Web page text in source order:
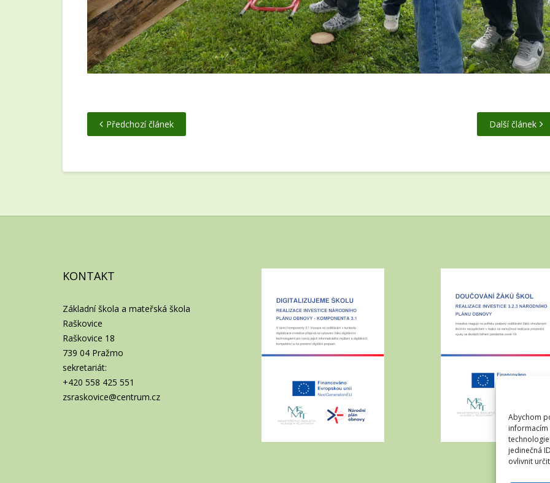
Abychom
informacím
jedinečná
ovlivnit
Předchozí článek Další článek
KONTAKT
Základní škola a mateřská škola
Raškovice
Raškovice 18
739 04 Pražmo
sekretariát:
+420 558 425 551
zsraskovice@centrum.cz